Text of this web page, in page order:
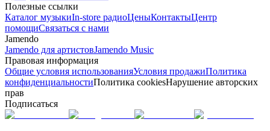
Полезные ссылки
Каталог музыкиIn-store радиоЦеныКонтактыЦентр
помощиСвязаться с нами
Jamendo
Jamendo для артистовJamendo Music
Правовая информация
Общие условия использованияУсловия продажиПолитика
конфиденциальностиПолитика cookiesНарушение авторских
прав
Подписаться